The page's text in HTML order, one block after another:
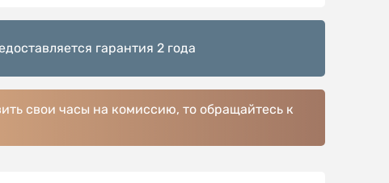
гарантия 2 года
свои часы на комиссию, то обращайтесь к